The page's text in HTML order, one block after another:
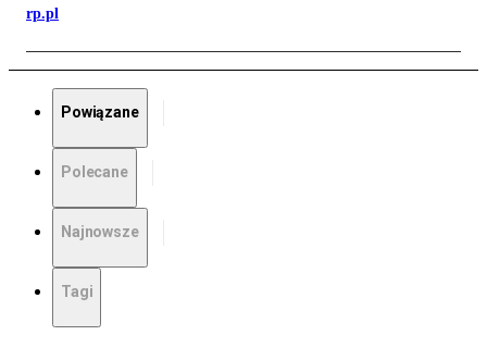
rp.pl
Powiązane
Polecane
Najnowsze
Tagi